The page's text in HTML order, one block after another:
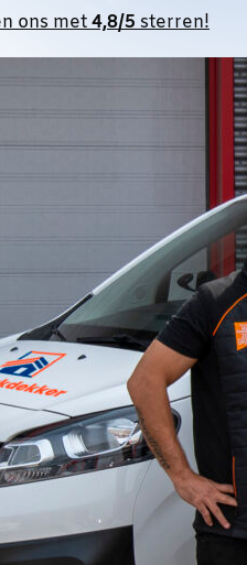
ons met4,8/5 sterren!